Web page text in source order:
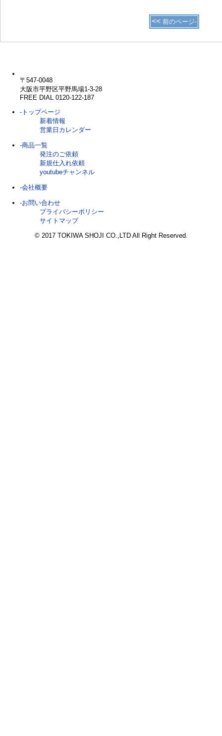
<< 前のページ-
〒547-0048
大阪市平野区平野馬場1-3-28
FREE DIAL 0120-122-187
-トップページ
新着情報
営業日カレンダー
-商品一覧
発注のご依頼
新規仕入れ依頼
youtubeチャンネル
-会社概要
-お問い合わせ
プライバシーポリシー
サイトマップ
© 2017 TOKIWA SHOJI CO.,LTD All Right Reserved.